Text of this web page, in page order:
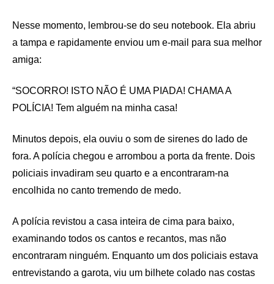
Nesse momento, lembrou-se do seu notebook. Ela abriu
a tampa e rapidamente enviou um e-mail para sua melhor
amiga:
“SOCORRO! ISTO NÃO É UMA PIADA! CHAMA A
POLÍCIA! Tem alguém na minha casa!
Minutos depois, ela ouviu o som de sirenes do lado de
fora. A polícia chegou e arrombou a porta da frente. Dois
policiais invadiram seu quarto e a encontraram-na
encolhida no canto tremendo de medo.
A polícia revistou a casa inteira de cima para baixo,
examinando todos os cantos e recantos, mas não
encontraram ninguém. Enquanto um dos policiais estava
entrevistando a garota, viu um bilhete colado nas costas